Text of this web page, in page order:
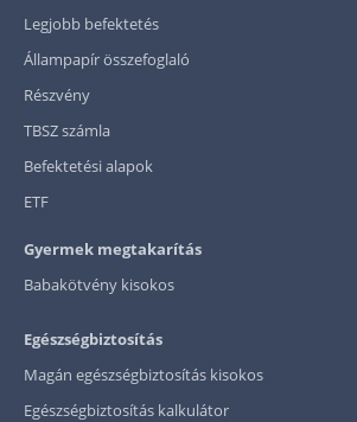
Legjobb befektetés
Állampapír összefoglaló
Részvény
TBSZ számla
Befektetési alapok
ETF
Gyermek megtakarítás
Babakötvény kisokos
Egészségbiztosítás
Magán egészségbiztosítás kisokos
Egészségbiztosítás kalkulátor